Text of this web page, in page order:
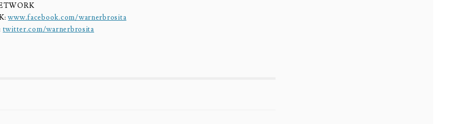
www.facebook.com/warnerbrosita
twitter.com/warnerbrosita